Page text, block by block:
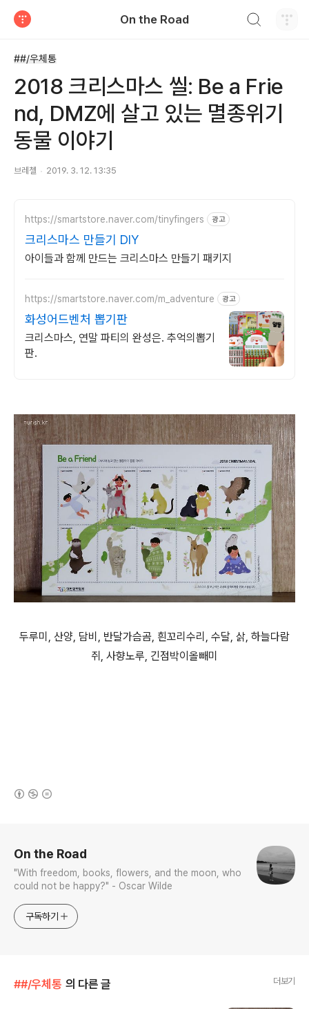
On the Road
##/우체통
2018 크리스마스 씰: Be a Frie
nd, DMZ에 살고 있는 멸종위기
동물 이야기
브레첼 2019. 3. 12. 13:35
https://smartstore.naver.com/tinyfingers 광고
크리스마스 만들기 DIY
아이들과 함께 만드는 크리스마스 만들기 패키지
https://smartstore.naver.com/m_adventure 광고
화성어드벤처 뽑기판
크리스마스, 연말 파티의 완성은. 추억의뽑기
판.
두루미, 산양, 담비, 반달가슴곰, 흰꼬리수리, 수달, 삵, 하늘다람
쥐, 사향노루, 긴점박이올빼미
On the Road
"With freedom, books, flowers, and the moon, who
could not be happy?" - Oscar Wilde
구독하기
##/우체통 의 다른 글 더보기